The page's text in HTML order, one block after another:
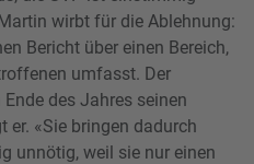
wirbt für die Ablehnung:
Bericht über einen Bereich,
umfasst. Der
des Jahres seinen
er. «Sie bringen dadurch
unnötig, weil sie nur einen